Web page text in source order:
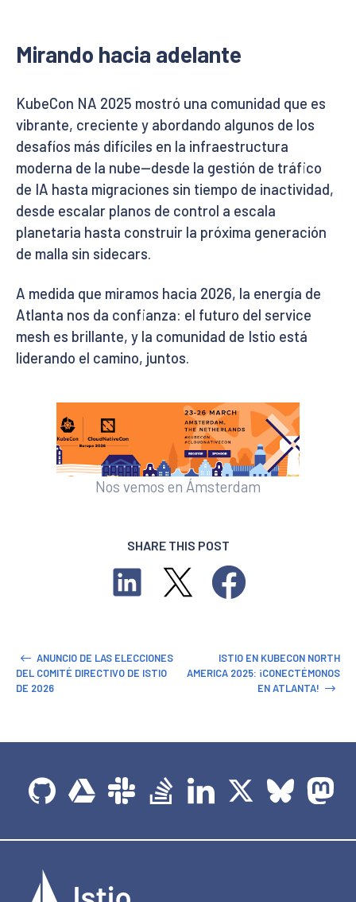
Mirando hacia adelante
KubeCon NA 2025 mostró una comunidad que es
vibrante, creciente y abordando algunos de los
desafíos más difíciles en la infraestructura
moderna de la nube—desde la gestión de tráfico
de IA hasta migraciones sin tiempo de inactividad,
desde escalar planos de control a escala
planetaria hasta construir la próxima generación
de malla sin sidecars.
A medida que miramos hacia 2026, la energía de
Atlanta nos da confianza: el futuro del service
mesh es brillante, y la comunidad de Istio está
liderando el camino, juntos.
Nos vemos en Ámsterdam
SHARE THIS POST
ANUNCIO DE LAS ELECCIONES
DEL COMITÉ DIRECTIVO DE ISTIO
DE 2026
ISTIO EN KUBECON NORTH
AMERICA 2025: ¡CONECTÉMONOS
EN ATLANTA!